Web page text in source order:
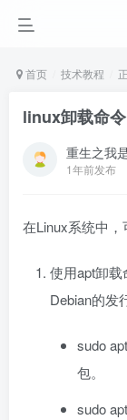
首页 技术教程
linux卸载命令
重生之我
1年前发布
在Linux系统中，
使用apt卸
Debian的发
sudo
包。
sudo